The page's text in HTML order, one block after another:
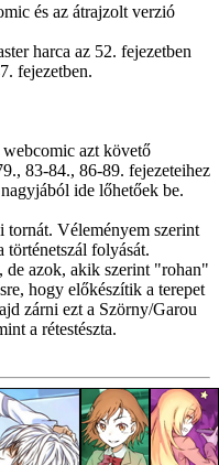
és az átrajzolt verzió
harca az 52. fejezetben
fejezetben.
azt követő
83-84., 86-89. fejezeteihez
ide lőhetőek be.
tornát. Véleményem szerint
történetszál folyását.
de azok, akik szerint "rohan"
hogy előkészítik a terepet
zárni ezt a Szörny/Garou
a rétestészta.